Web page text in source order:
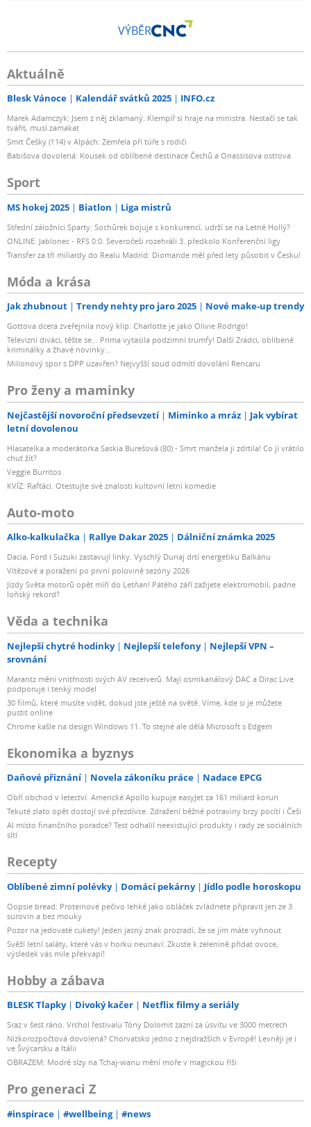
VÝBĚR
Aktuálně
Blesk Vánoce Kalendář svátků 2025 INFO.cz
Marek Adamczyk: Jsem z něj zklamaný. Klempíř si hraje na ministra. Nestačí se tak
tvářit, musí zamakat
Smrt Češky (†14) v Alpách: Zemřela při túře s rodiči
Babišova dovolená: Kousek od oblíbené destinace Čechů a Onassisova ostrova
Sport
MS hokej 2025 Biatlon Liga mistrů
Střední záložníci Sparty: Sochůrek bojuje s konkurencí, udrží se na Letné Hollý?
ONLINE: Jablonec - RFS 0:0. Severočeši rozehráli 3. předkolo Konferenční ligy
Transfer za tři miliardy do Realu Madrid: Diomande měl před lety působit v Česku!
Móda a krása
Jak zhubnout Trendy nehty pro jaro 2025 Nové make-up trendy
Gottova dcera zveřejnila nový klip: Charlotte je jako Olivie Rodrigo!
Televizní diváci, těšte se... Prima vytasila podzimní trumfy! Další Zrádci, oblíbené
kriminálky a žhavé novinky...
Milionový spor s DPP uzavřen? Nejvyšší soud odmítl dovolání Rencaru
Pro ženy a maminky
Nejčastější novoroční předsevzetí Miminko a mráz
Jak vybírat
letní dovolenou
Hlasatelka a moderátorka Saskia Burešová (80) - Smrt manžela ji zdrtila! Co jí vrátilo
chuť žít?
Veggie Burritos
KVÍZ: Rafťáci. Otestujte své znalosti kultovní letní komedie
Auto-moto
Alko-kalkulačka Rallye Dakar 2025 Dálniční známka 2025
Dacia, Ford i Suzuki zastavují linky. Vyschlý Dunaj drtí energetiku Balkánu
Vítězové a poražení po první polovině sezóny 2026
Jízdy Světa motorů opět míří do Letňan! Pátého září zažijete elektromobil, padne
loňský rekord?
Věda a technika
Nejlepší chytré hodinky Nejlepší telefony
Nejlepší VPN –
srovnání
Marantz mění vnitřnosti svých AV receiverů. Mají osmikanálový DAC a Dirac Live
podporuje i tenký model
30 filmů, které musíte vidět, dokud jste ještě na světě. Víme, kde si je můžete
pustit online
Chrome kašle na design Windows 11. To stejné ale dělá Microsoft s Edgem
Ekonomika a byznys
Daňové přiznání Novela zákoníku práce Nadace EPCG
Obří obchod v letectví. Americké Apollo kupuje easyJet za 161 miliard korun
Tekuté zlato opět dostojí své přezdívce. Zdražení běžné potraviny brzy pocítí i Češi
AI místo finančního poradce? Test odhalil neexistující produkty i rady ze sociálních
sítí
Recepty
Oblíbené zimní polévky Domácí pekárny Jídlo podle horoskopu
Oopsie bread: Proteinové pečivo lehké jako obláček zvládnete připravit jen ze 3
surovin a bez mouky
Pozor na jedovaté cukety! Jeden jasný znak prozradí, že se jim máte vyhnout
Svěží letní saláty, které vás v horku neunaví: Zkuste k zelenině přidat ovoce,
výsledek vás mile překvapí!
Hobby a zábava
BLESK Tlapky Divoký kačer Netflix filmy a seriály
Sraz v šest ráno. Vrchol festivalu Tóny Dolomit zazní za úsvitu ve 3000 metrech
Nízkorozpočtová dovolená? Chorvatsko jedno z nejdražších v Evropě! Levněji je i
ve Švýcarsku a Itálii
OBRAZEM: Modré slzy na Tchaj-wanu mění moře v magickou říši
Pro generaci Z
#inspirace #wellbeing #news